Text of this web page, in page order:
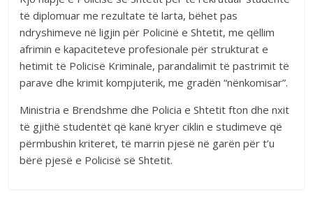
të diplomuar me rezultate të larta, bëhet pas
ndryshimeve në ligjin për Policinë e Shtetit, me qëllim
afrimin e kapaciteteve profesionale për strukturat e
hetimit të Policisë Kriminale, parandalimit të pastrimit të
parave dhe krimit kompjuterik, me gradën “nënkomisar”.
Ministria e Brendshme dhe Policia e Shtetit fton dhe nxit
të gjithë studentët që kanë kryer ciklin e studimeve që
përmbushin kriteret, të marrin pjesë në garën për t’u
bërë pjesë e Policisë së Shtetit.